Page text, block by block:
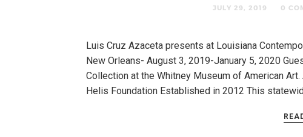
JULY 29, 2019 0
Luis Cruz Azaceta presents at Louisiana
New Orleans- August 3, 2019-January 5, 2020
Collection at the Whitney Museum of American
Helis Foundation Established in 2012 This